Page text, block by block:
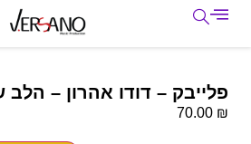
פלייבק – דודו אהרון –
70.00 ₪